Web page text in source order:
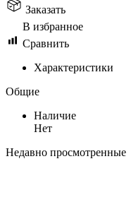
Заказать
В избранное
Сравнить
Характеристики
Общие
Наличие
Нет
Недавно просмотренные